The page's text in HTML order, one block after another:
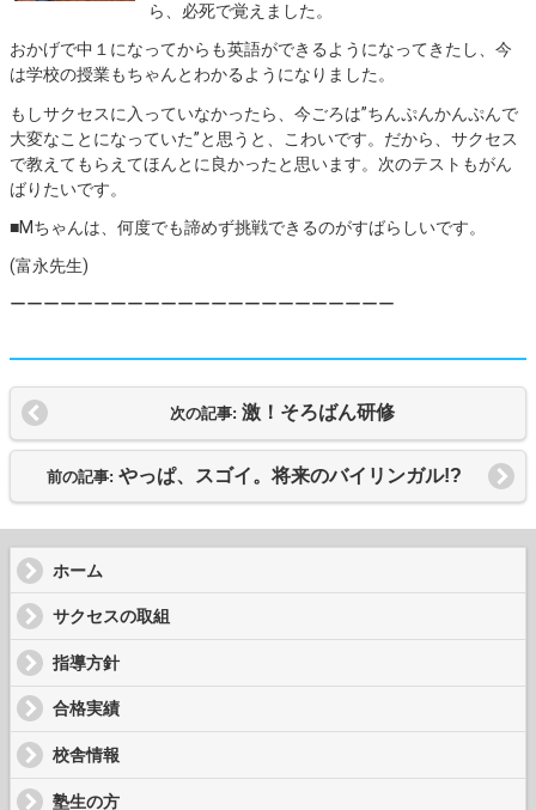
ら、必死で覚えました。
おかげで中１になってからも英語ができるようになってきたし、今
は学校の授業もちゃんとわかるようになりました。
もしサクセスに入っていなかったら、今ごろは”ちんぷんかんぷんで
大変なことになっていた”と思うと、こわいです。だから、サクセス
で教えてもらえてほんとに良かったと思います。次のテストもがん
ばりたいです。
■Mちゃんは、何度でも諦めず挑戦できるのがすばらしいです。
(富永先生)
ーーーーーーーーーーーーーーーーーーーーーーー
次の記事: 激！そろばん研修
前の記事: やっぱ、スゴイ。将来のバイリンガル!?
ホーム
サクセスの取組
指導方針
合格実績
校舎情報
塾生の方